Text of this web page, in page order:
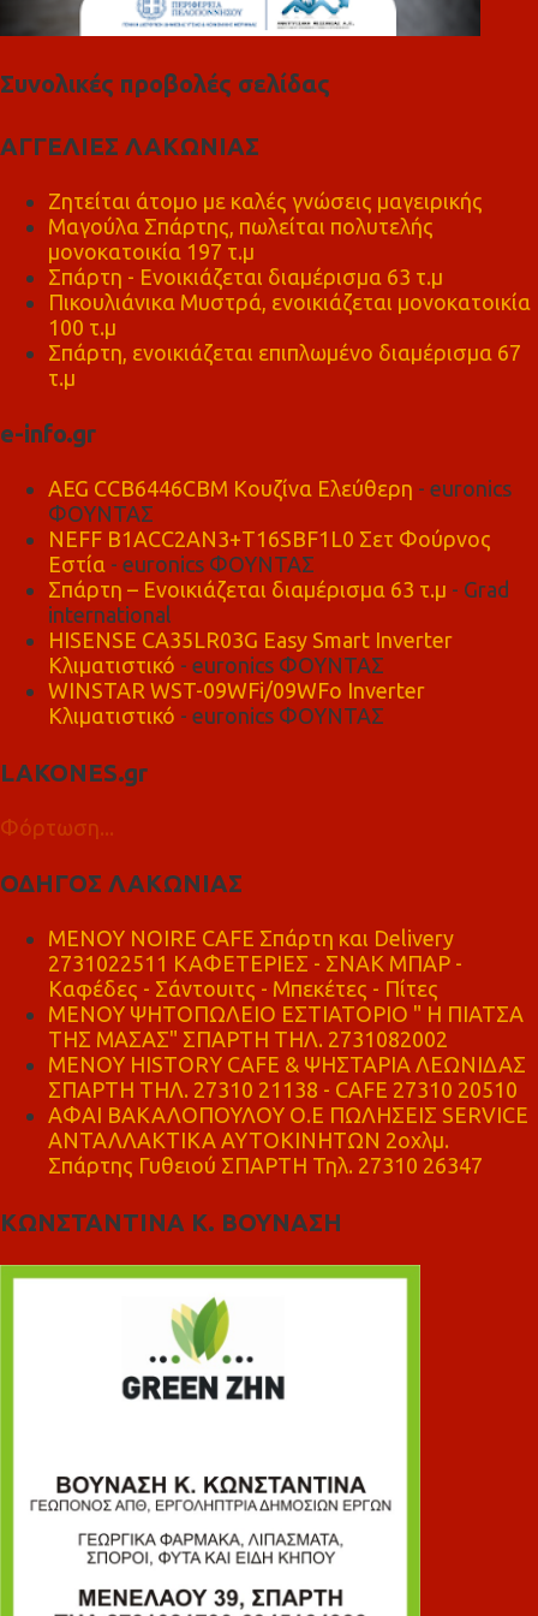
Συνολικές προβολές σελίδας
ΑΓΓΕΛΙΕΣ ΛΑΚΩΝΙΑΣ
Ζητείται άτομο με καλές γνώσεις μαγειρικής
Μαγούλα Σπάρτης, πωλείται πολυτελής
μονοκατοικία 197 τ.μ
Σπάρτη - Ενοικιάζεται διαμέρισμα 63 τ.μ
Πικουλιάνικα Μυστρά, ενοικιάζεται μονοκατοικία
100 τ.μ
Σπάρτη, ενοικιάζεται επιπλωμένο διαμέρισμα 67
τ.μ
e-info.gr
AEG CCB6446CBM Κουζίνα Ελεύθερη - euronics
ΦΟΥΝΤΑΣ
NEFF B1ACC2AN3+T16SBF1L0 Σετ Φούρνος
Εστία - euronics ΦΟΥΝΤΑΣ
Σπάρτη – Ενοικιάζεται διαμέρισμα 63 τ.μ - Grad
international
HISENSE CA35LR03G Easy Smart Inverter
Κλιματιστικό - euronics ΦΟΥΝΤΑΣ
WINSTAR WST-09WFi/09WFo Inverter
Κλιματιστικό - euronics ΦΟΥΝΤΑΣ
LAKONES.gr
Φόρτωση...
ΟΔΗΓΟΣ ΛΑΚΩΝΙΑΣ
MENOY NOIRE CAFE Σπάρτη και Delivery
2731022511 ΚΑΦΕΤΕΡΙΕΣ - ΣΝΑΚ ΜΠΑΡ -
Καφέδες - Σάντουιτς - Μπεκέτες - Πίτες
ΜΕΝΟΥ ΨΗΤΟΠΩΛΕΙΟ ΕΣΤΙΑΤΟΡΙΟ " Η ΠΙΑΤΣΑ
ΤΗΣ ΜΑΣΑΣ" ΣΠΑΡΤΗ ΤΗΛ. 2731082002
ΜΕΝΟΥ HISTORY CAFE & ΨΗΣΤΑΡΙΑ ΛΕΩΝΙΔΑΣ
ΣΠΑΡΤΗ ΤΗΛ. 27310 21138 - CAFE 27310 20510
ΑΦΑΙ ΒΑΚΑΛΟΠΟΥΛΟΥ Ο.Ε ΠΩΛΗΣΕΙΣ SERVICE
ΑΝΤΑΛΛΑΚΤΙΚΑ ΑΥΤΟΚΙΝΗΤΩΝ 2οχλμ.
Σπάρτης Γυθειού ΣΠΑΡΤΗ Τηλ. 27310 26347
ΚΩΝΣΤΑΝΤΙΝΑ Κ. ΒΟΥΝΑΣΗ